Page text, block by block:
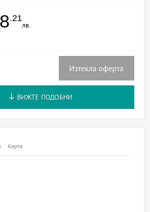
.21
лв.
Изтекла оферта
ВИЖТЕ ПОДОБНИ
Карта